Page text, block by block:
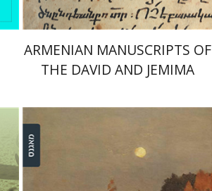
ARMENIAN MANUSCRIPTS OF
THE DAVID AND JEMIMA
דינה ברדיצ'בסקי